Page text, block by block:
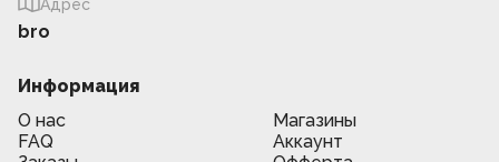
Адрес
bro
Информация
О нас
Магазины
FAQ
Аккаунт